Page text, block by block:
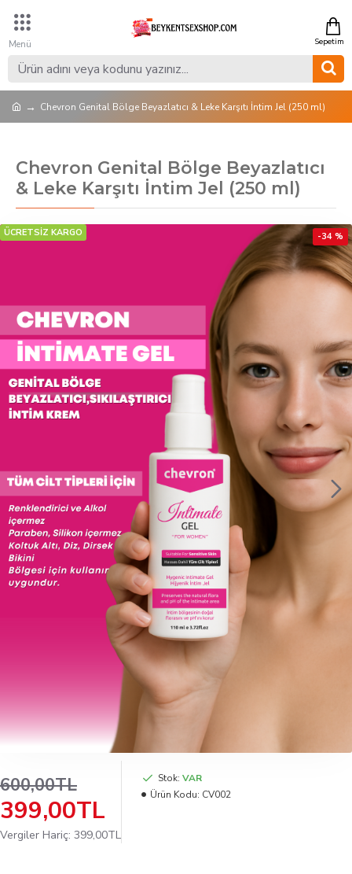
Chevron Genital Bölge Beyazlatıcı & Leke Karşıtı İntim Jel (250 ml)
Chevron Genital Bölge Beyazlatıcı
& Leke Karşıtı İntim Jel (250 ml)
ÜCRETSİZ KARGO -34 %
399,00TL
600,00TL
Vergiler Hariç: 399,00TL
Stok: VAR
Ürün Kodu: CV002